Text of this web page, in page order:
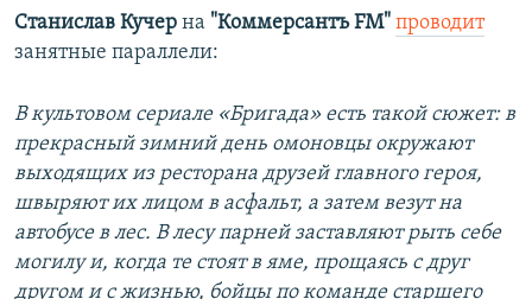
Станислав Кучер на "Коммерсантъ FM" проводит
занятные параллели:
В культовом сериале «Бригада» есть такой сюжет: в
прекрасный зимний день омоновцы окружают
выходящих из ресторана друзей главного героя,
швыряют их лицом в асфальт, а затем везут на
автобусе в лес. В лесу парней заставляют рыть себе
могилу и, когда те стоят в яме, прощаясь с друг
другом и с жизнью, бойцы по команде старшего